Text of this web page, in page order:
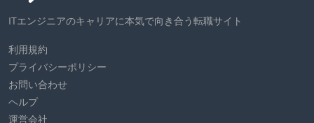
ITエンジニアのキャリアに本気で向き合う転職サイト
利用規約
プライバシーポリシー
お問い合わせ
ヘルプ
運営会社